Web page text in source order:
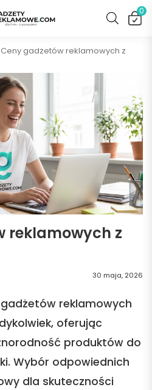
0
Ceny gadżetów reklamowych z
reklamowych z
30 maja, 2026
reklamowych
oferując
produktów do
Wybór odpowiednich
dla skuteczności